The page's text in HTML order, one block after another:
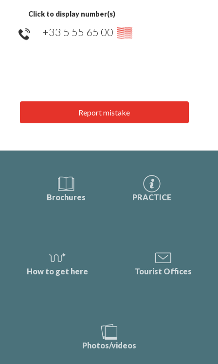
Click to display number(s)
+33 5 55 65 00 ▒▒
Report mistake
Brochures PRACTICE
How to get here Tourist Offices
Photos/videos